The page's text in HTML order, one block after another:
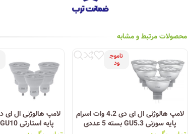
محصولات مرتبط و مشابه
ناموج
ود
لامپ هالوژنی ال ای دی 4.2 وات اسرام
پایه سوزنی GU5.3 بسته 5 عددی
پایه استارتی GU10 بسته 5 عددی